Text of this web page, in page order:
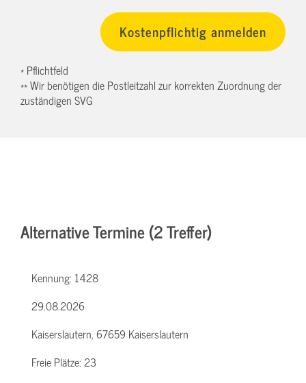
* Pflichtfeld
** Wir benötigen die Postleitzahl zur korrekten Zuordnung der
zuständigen SVG
Alternative Termine (2 Treffer)
Kennung: 1428
29.08.2026
Kaiserslautern, 67659 Kaiserslautern
Freie Plätze:23